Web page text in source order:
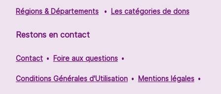
Régions & Départements Les catégories de dons
Restons en contact
Contact Foire aux questions
Conditions Générales d'Utilisation Mentions légales